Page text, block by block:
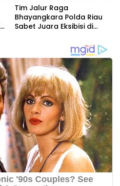
Tim Jalur Raga
Bhayangkara Polda Riau
Sabet Juara Eksibisi di